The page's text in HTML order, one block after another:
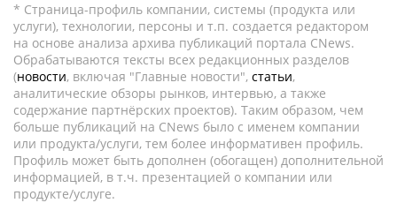
* Страница-профиль компании, системы (продукта или
услуги), технологии, персоны и т.п. создается редактором
на основе анализа архива публикаций портала CNews.
Обрабатываются тексты всех редакционных разделов
(новости, включая "Главные новости", статьи,
аналитические обзоры рынков, интервью, а также
содержание партнёрских проектов). Таким образом, чем
больше публикаций на CNews было с именем компании
или продукта/услуги, тем более информативен профиль.
Профиль может быть дополнен (обогащен) дополнительной
информацией, в т.ч. презентацией о компании или
продукте/услуге.